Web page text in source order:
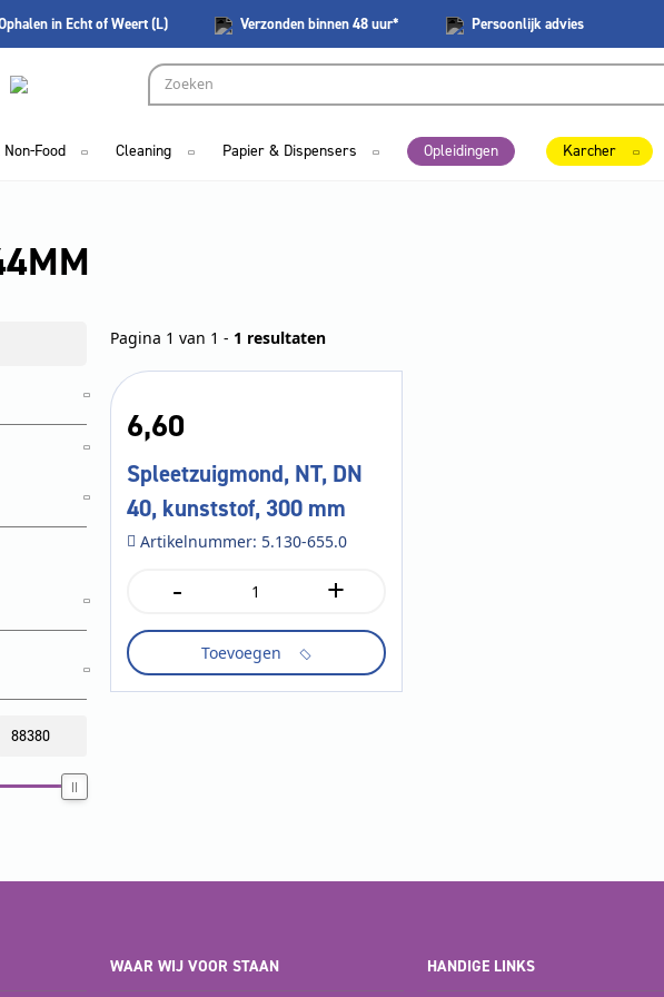
in Echt of Weert (L) Verzondenbinnen 48 uur* Persoonlijkadvies
Food Cleaning Papier & Dispensers Opleidingen Karcher
Pagina 1 van 1 - 1 resultaten
6,60
Spleetzuigmond, NT, DN
40, kunststof, 300 mm
Artikelnummer: 5.130-655.0
-
Spleetzuigmond,
DN
kunststof,
300
+
Toevoegen
WAAR WIJ VOOR STAAN HANDIGE LINKS